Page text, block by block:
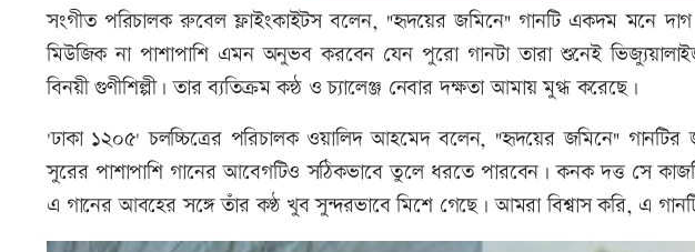
সংগীত পরিচালক রুবেল ফ্লাইংকাইটস বলেন, "হৃদয়ের জমিনে" গানটি একদম মনে
মিউজিক না পাশাপাশি এমন অনুভব করবেন যেন পুরো গানটা তারা শুনেই
বিনয়ী গুণীশিল্পী। তার ব্যতিক্রম কন্ঠ ও চ্যালেঞ্জ নেবার দক্ষতা আমায় মুগ্ধ করেছে।
'ঢাকা ১২০৫' চলচ্চিত্রের পরিচালক ওয়ালিদ আহমেদ বলেন, "হৃদয়ের জমিনে"
সুরের পাশাপাশি গানের আবেগটিও সঠিকভাবে তুলে ধরতে পারবেন। কনক দত্ত সে
এ গানের আবহের সঙ্গে তাঁর কণ্ঠ খুব সুন্দরভাবে মিশে গেছে। আমরা বিশ্বাস করি, এ